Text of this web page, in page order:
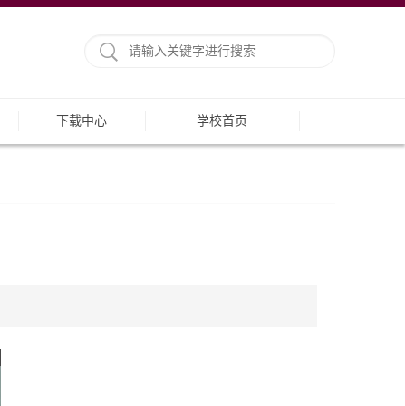
下载中心 学校首页